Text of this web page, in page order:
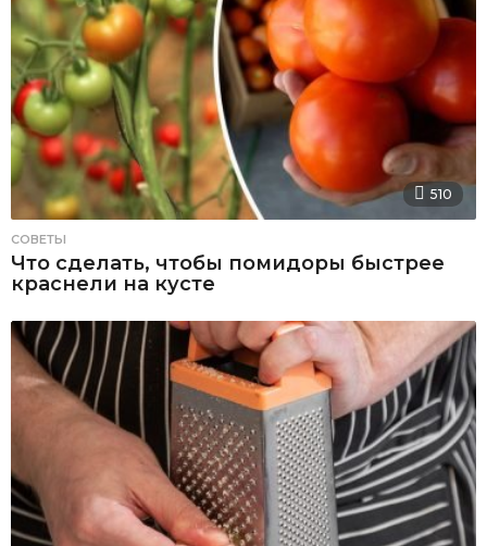
510
СОВЕТЫ
Что сделать, чтобы помидоры быстрее
краснели на кусте